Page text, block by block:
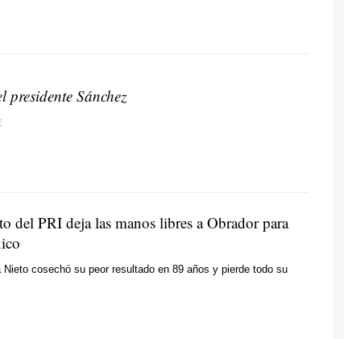
presidente Sánchez
del PRI deja las manos libres a Obrador para
Nieto cosechó su peor resultado en 89 años y pierde todo su